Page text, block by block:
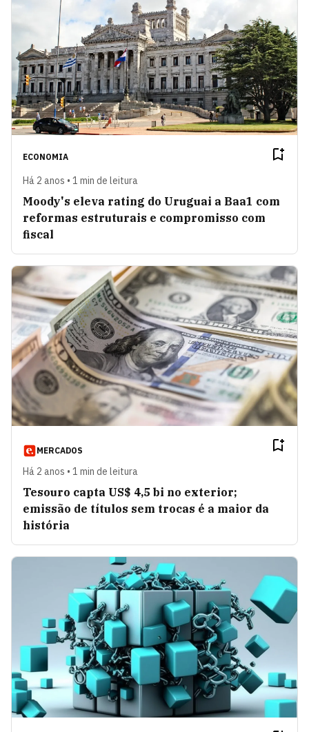
ECONOMIA
Há 2 anos • 1 min de leitura
Moody's eleva rating do Uruguai a Baa1 com
reformas estruturais e compromisso com
fiscal
MERCADOS
Há 2 anos • 1 min de leitura
Tesouro capta US$ 4,5 bi no exterior;
emissão de títulos sem trocas é a maior da
história